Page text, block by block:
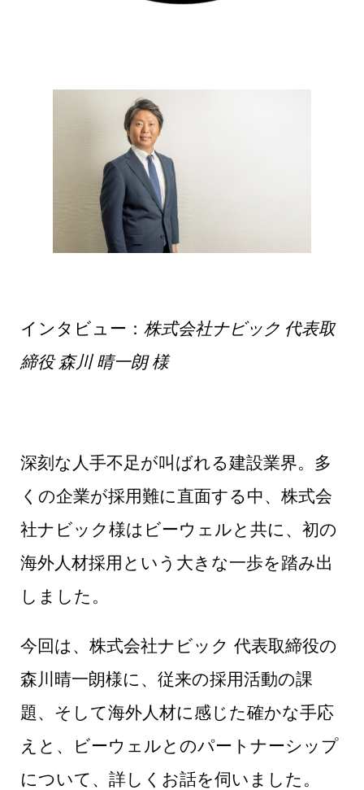
インタビュー： 株式会社ナビック 代表取
締役 森川 晴一朗 様
深刻な人手不足が叫ばれる建設業界。多
くの企業が採用難に直面する中、株式会
社ナビック様はビーウェルと共に、初の
海外人材採用という大きな一歩を踏み出
しました。
今回は、株式会社ナビック 代表取締役の
森川晴一朗様に、従来の採用活動の課
題、そして海外人材に感じた確かな手応
えと、ビーウェルとのパートナーシップ
について、詳しくお話を伺いました。